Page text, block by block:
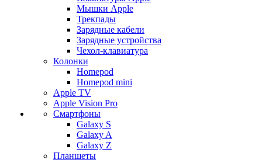
Мышки Apple
Трекпады
Зарядные кабели
Зарядные устройства
Чехол-клавиатура
Колонки
Homepod
Homepod mini
Apple TV
Apple Vision Pro
Смартфоны
Galaxy S
Galaxy A
Galaxy Z
Планшеты